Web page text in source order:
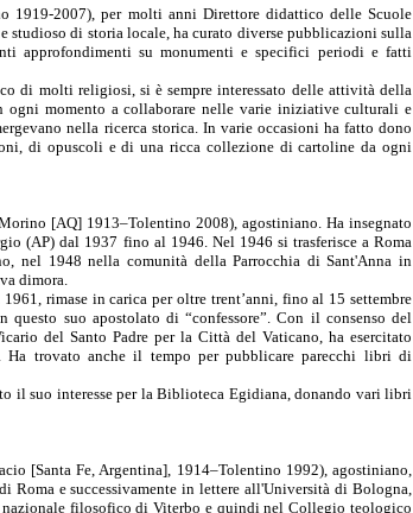
1919-2007), per molti anni Direttore didattico delle Scuole
studioso di storia locale, ha curato diverse pubblicazioni sulla
approfondimenti su monumenti e specifici periodi e fatti
di molti religiosi, si è sempre interessato delle attività della
momento a collaborare nelle varie iniziative culturali e
nella ricerca storica. In varie occasioni ha fatto dono
di opuscoli e di una ricca collezione di cartoline da ogni
[AQ] 1913–Tolentino 2008), agostiniano. Ha insegnato
(AP) dal 1937 fino al 1946. Nel 1946 si trasferisce a Roma
nel 1948 nella comunità della Parrocchia di Sant'Anna in
dimora.
rimase in carica per oltre trent’anni, fino al 15 settembre
questo suo apostolato di “confessore”. Con il consenso del
del Santo Padre per la Città del Vaticano, ha esercitato
Ha trovato anche il tempo per pubblicare parecchi libri di
il suo interesse per la Biblioteca Egidiana, donando vari libri
[Santa Fe, Argentina], 1914–Tolentino 1992), agostiniano,
Roma e successivamente in lettere all'Università di Bologna,
filosofico di Viterbo e quindi nel Collegio teologico